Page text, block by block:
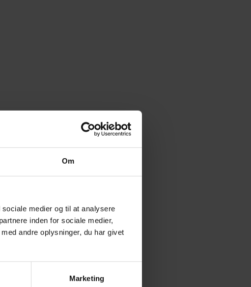
Om
medier og til at analysere
inden for sociale medier,
andre oplysninger, du har givet
Marketing